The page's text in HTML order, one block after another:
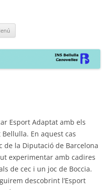
Esport Adaptat amb els
Bellulla. En aquest cas
de la Diputació de Barcelona
experimentar amb cadires
de cec i un joc de Boccia.
descobrint l’Esport